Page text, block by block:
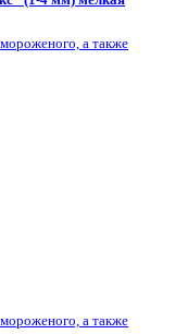
а также
а также